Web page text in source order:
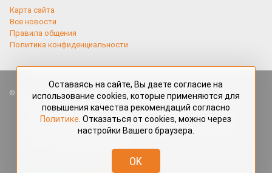
Карта сайта
Все новости
Правила общения
Политика конфиденциальности
Все права защищены. Любые материалы, размещённые на портале
«Красраб.ру» сотрудниками редакции, нештатными авторами
и читателями, являются объектами авторского права. Полное или
частичное использование материалов, размещённых на портале
«Красраб.ру», допускается только с письменного согласия редакции
redaktor@krasrab.krsn.ru.
Оставаясь на сайте, Вы даете согласие на
использование cookies, которые применяются для
повышения качества рекомендаций согласно
Политике . Отказаться от cookies, можно через
настройки Вашего браузера.
OK